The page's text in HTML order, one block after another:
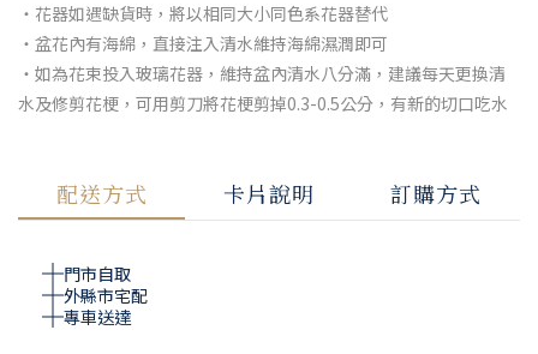
・花器如遇缺貨時，將以相同大小同色系花器替代
・盆花內有海綿，直接注入清水維持海綿濕潤即可
・如為花束投入玻璃花器，維持盆內清水八分滿，建議每天更換清
水及修剪花梗，可用剪刀將花梗剪掉0.3-0.5公分，有新的切口吃水
配送方式 卡片說明 訂購方式
門市自取
外縣市宅配
專車送達